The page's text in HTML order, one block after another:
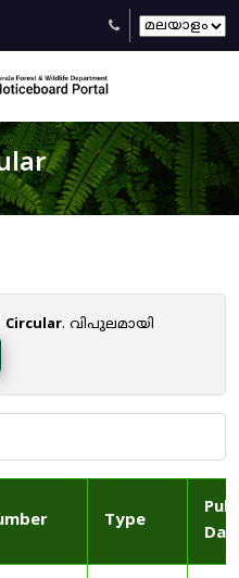
Circular. വിപുലമായി
Type